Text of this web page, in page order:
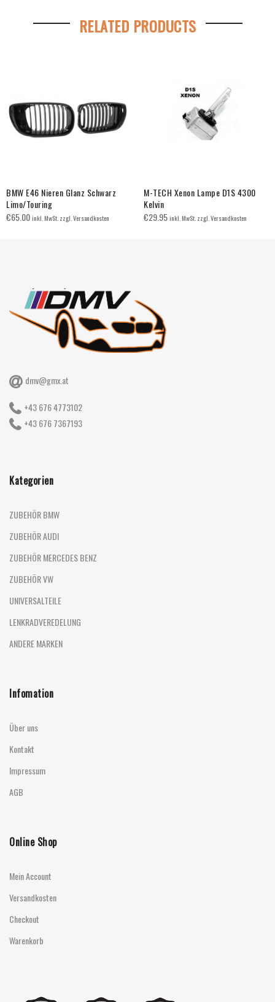
RELATED PRODUCTS
BMW E46 Nieren Glanz Schwarz
Limo/Touring
€65.00inkl. MwSt. zzgl. Versandkosten
M-TECH Xenon Lampe D1S 4300
Kelvin
€29.95inkl. MwSt. zzgl. Versandkosten
dmv@gmx.at
+43 676 4773102
+43 676 7367193
Kategorien
ZUBEHÖR BMW
ZUBEHÖR AUDI
ZUBEHÖR MERCEDES BENZ
ZUBEHÖR VW
UNIVERSALTEILE
LENKRADVEREDELUNG
ANDERE MARKEN
Infomation
Über uns
Kontakt
Impressum
AGB
Online Shop
Mein Account
Versandkosten
Checkout
Warenkorb